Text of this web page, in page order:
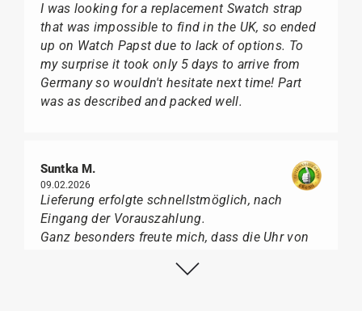
I was looking for a replacement Swatch strap
that was impossible to find in the UK, so ended
up on Watch Papst due to lack of options. To
my surprise it took only 5 days to arrive from
Germany so wouldn't hesitate next time! Part
was as described and packed well.
Suntka M.
09.02.2026
Lieferung erfolgte schnellstmöglich, nach
Eingang der Vorauszahlung.
Ganz besonders freute mich, dass die Uhr von
geliefert wurde, sondern mit der gelben